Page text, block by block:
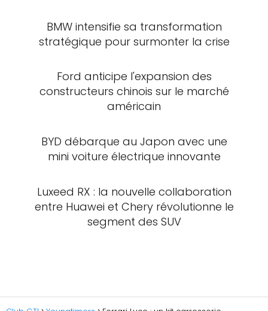
BMW intensifie sa transformation
stratégique pour surmonter la crise
Ford anticipe l'expansion des
constructeurs chinois sur le marché
américain
BYD débarque au Japon avec une
mini voiture électrique innovante
Luxeed RX : la nouvelle collaboration
entre Huawei et Chery révolutionne le
segment des SUV